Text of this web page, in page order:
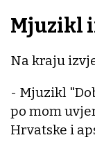
Mjuzikl
Na kraju
- Mjuzikl
po mom
Hrvatske i